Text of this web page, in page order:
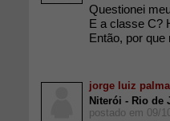
Questionei
E a classe C?
Então, por que
jorge luiz palma
Niterói - Rio de
postado em 09/